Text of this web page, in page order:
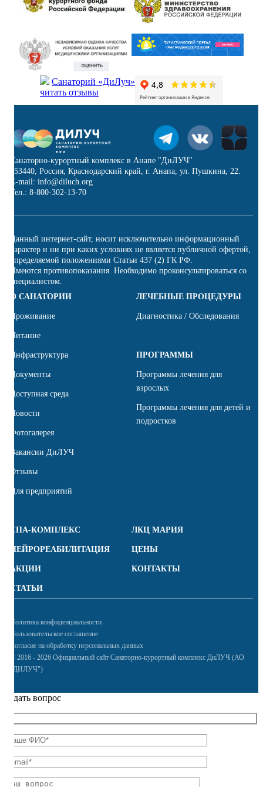
Санаторий «ДиЛуч»
читать отзывы
Санаторно-курортный комплекс в Анапе "ДиЛУЧ"
353440, Россия, Краснодарский край, г. Анапа, ул. Пушкина, 22.
E-mail: info@diluch.org
Тел.: 8-800-302-13-70
Данный интернет-сайт, носит исключительно информационный
характер и ни при каких условиях не является публичной офертой,
определяемой положениями Статьи 437 (2) ГК РФ.
Имеются противопоказания. Необходимо проконсультироваться со
специалистом.
О САНАТОРИИ
Проживание
Питание
Инфраструктура
Документы
Доступная среда
Новости
Фотогалерея
Вакансии ДиЛУЧ
Отзывы
Для предприятий
ЛЕЧЕБНЫЕ ПРОЦЕДУРЫ
Диагностика / Обследования
ПРОГРАММЫ
Программы лечения для
взрослых
Программы лечения для детей и
подростков
СПА-КОМПЛЕКС ЛКЦ МАРИЯ
НЕЙРОРЕАБИЛИТАЦИЯ ЦЕНЫ
АКЦИИ КОНТАКТЫ
СТАТЬИ
Политика конфиденциальности
Пользовательское соглашение
Согласие на обработку персональных данных
© 2016 - 2026 Официальный сайт Санаторно-курортный комплекс ДиЛУЧ (АО
"ДИЛУЧ")
Задать вопрос